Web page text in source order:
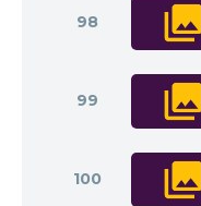
98
99
100